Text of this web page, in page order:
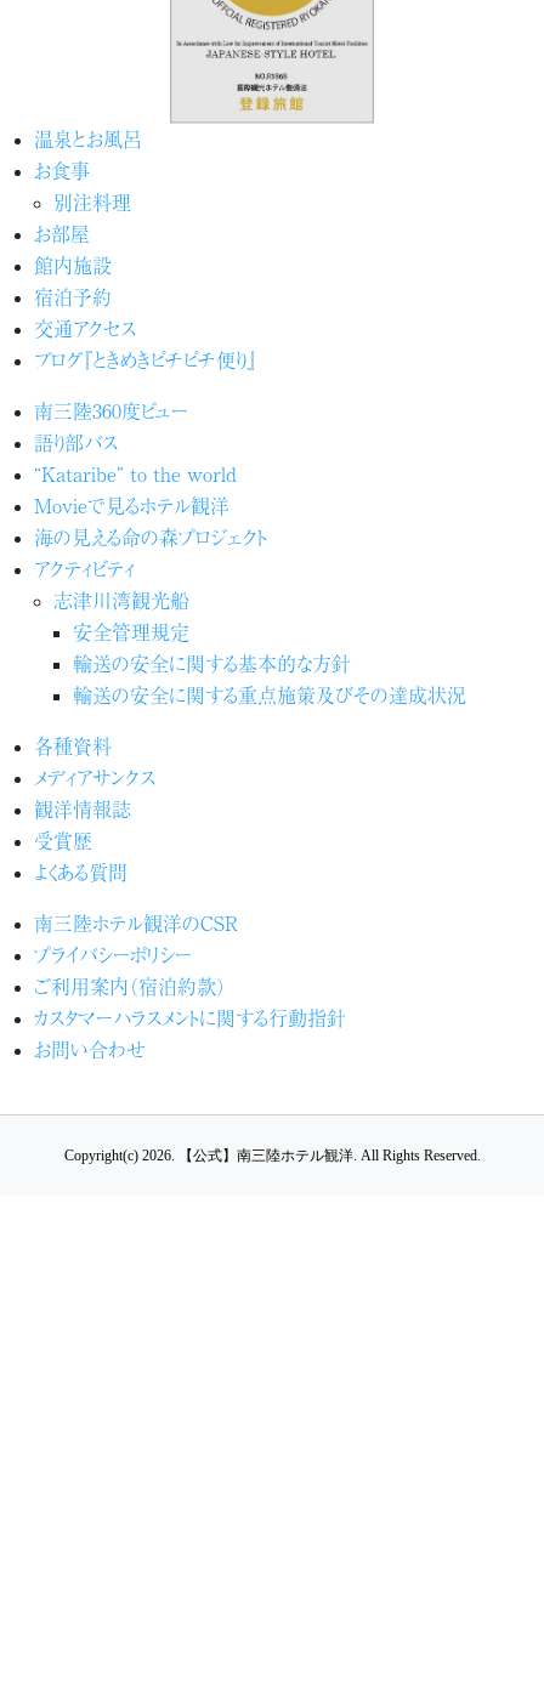
温泉とお風呂
お食事
別注料理
お部屋
館内施設
宿泊予約
交通アクセス
ブログ『ときめきピチピチ便り』
南三陸360度ビュー
語り部バス
“Kataribe” to the world
Movieで見るホテル観洋
海の見える命の森プロジェクト
アクティビティ
志津川湾観光船
安全管理規定
輸送の安全に関する基本的な方針
輸送の安全に関する重点施策及びその達成状況
各種資料
メディアサンクス
観洋情報誌
受賞歴
よくある質問
南三陸ホテル観洋のCSR
プライバシーポリシー
ご利用案内（宿泊約款）
カスタマーハラスメントに関する行動指針
お問い合わせ
Copyright(c) 2026. 【公式】南三陸ホテル観洋. All Rights Reserved.